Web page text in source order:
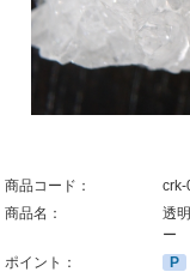
商品コード：
crk-
商品名：
透
ー
ポイント：
P